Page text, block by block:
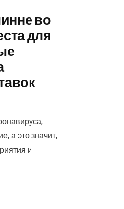
во
для
а это значит,
и